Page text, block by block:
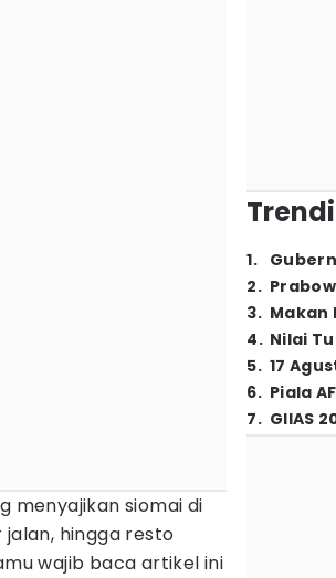
menyajikan siomai di
jalan, hingga resto
wajib baca artikel ini
1.
2.
3. Makan
4. Nilai
5. 17
6. Piala
7. GIIAS